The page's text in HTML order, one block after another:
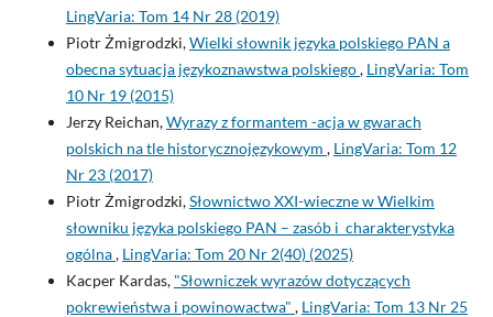
LingVaria: Tom 14 Nr 28 (2019)
Piotr Żmigrodzki,Wielki słownik języka polskiego PAN a
obecna sytuacja językoznawstwa polskiego, LingVaria: Tom
10 Nr 19 (2015)
Jerzy Reichan,Wyrazy z formantem -acja w gwarach
polskich na tle historycznojęzykowym , LingVaria: Tom 12
Nr 23 (2017)
Piotr Żmigrodzki,Słownictwo XXI-wieczne w Wielkim
słowniku języka polskiego PAN – zasób i charakterystyka
ogólna, LingVaria: Tom 20 Nr 2(40) (2025)
Kacper Kardas, "Słowniczek wyrazów dotyczących
pokrewieństwa i powinowactwa" , LingVaria: Tom 13 Nr 25